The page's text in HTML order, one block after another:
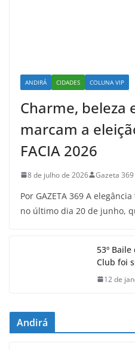
ANDIRÁ CIDADES COLUNA VIP
Charme, beleza
marcam a
FACIA 2026
8 de julho de 2026 Gazeta 369
Por GAZETA 369 A
no último dia 20 de junho,
53º
Club foi
12 de
Andirá